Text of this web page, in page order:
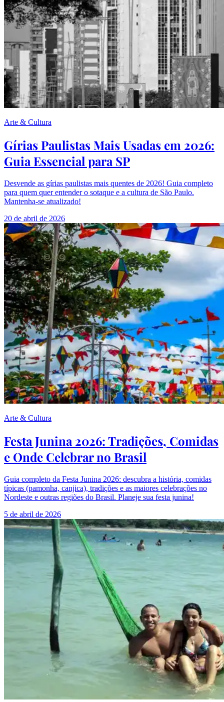
Arte & Cultura
Gírias Paulistas Mais Usadas em 2026:
Guia Essencial para SP
Desvende as gírias paulistas mais quentes de 2026! Guia completo
para quem quer entender o sotaque e a cultura de São Paulo.
Mantenha-se atualizado!
20 de abril de 2026
Arte & Cultura
Festa Junina 2026: Tradições, Comidas
e Onde Celebrar no Brasil
Guia completo da Festa Junina 2026: descubra a história, comidas
típicas (pamonha, canjica), tradições e as maiores celebrações no
Nordeste e outras regiões do Brasil. Planeje sua festa junina!
5 de abril de 2026